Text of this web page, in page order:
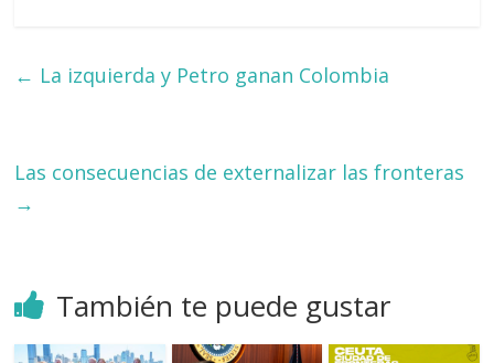
← La izquierda y Petro ganan Colombia
Las consecuencias de externalizar las fronteras
→
También te puede gustar